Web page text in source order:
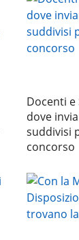
Docenti e
dove
suddivisi
concorso